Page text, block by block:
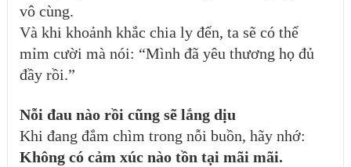
vô cùng.
Và khi khoảnh khắc chia ly đến, ta sẽ có thể
mỉm cười mà nói: “Mình đã yêu thương họ đủ
đầy rồi.”
Nỗi đau nào rồi cũng sẽ lắng dịu
Khi đang đắm chìm trong nỗi buồn, hãy nhớ:
Không có cảm xúc nào tồn tại mãi mãi.